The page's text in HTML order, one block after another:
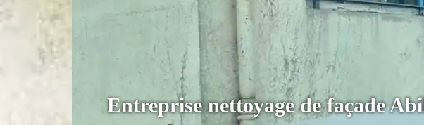
Entreprise nettoyage de façade